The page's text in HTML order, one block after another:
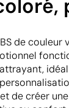
de couleur
de créer